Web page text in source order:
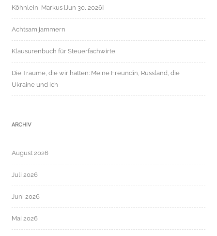
Köhnlein, Markus [Jun 30, 2026]
Achtsam jammern
Klausurenbuch für Steuerfachwirte
Die Träume, die wir hatten: Meine Freundin, Russland, die
Ukraine und ich
ARCHIV
August 2026
Juli 2026
Juni 2026
Mai 2026